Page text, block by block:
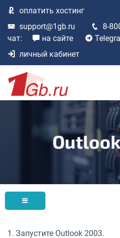
оплатить хостинг
support@1gb.ru
8-
чат:
на сайте
личный кабинет
1. Запустите Outlook 2003.